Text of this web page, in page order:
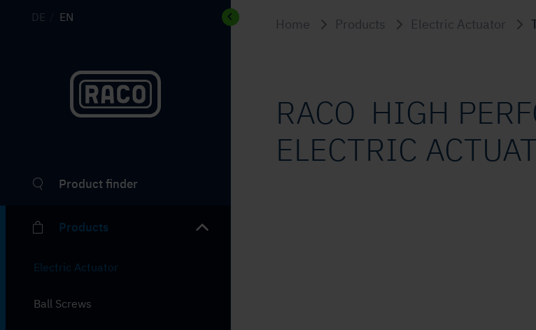
DE EN
Product finder
Products
Electric Actuator
Ball Screws
Home Products Electric Actuator
RACO HIGH
ELECTRIC